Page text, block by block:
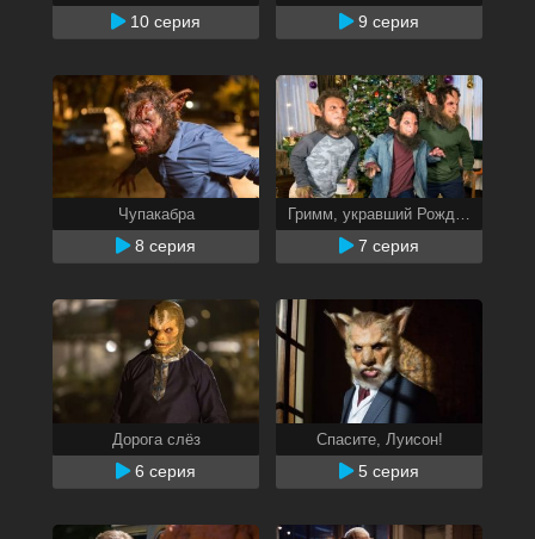
10 серия 9 серия
Чупакабра
8 серия
Гримм, укравший Рождество
7 серия
Дорога слёз
6 серия
Спасите, Луисон!
5 серия